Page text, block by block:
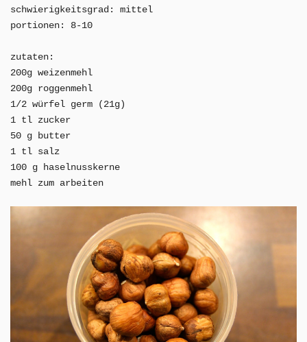
schwierigkeitsgrad: mittel
portionen: 8-10
zutaten:
200g weizenmehl
200g roggenmehl
1/2 würfel germ (21g)
1 tl zucker
50 g butter
1 tl salz
100 g haselnusskerne
mehl zum arbeiten